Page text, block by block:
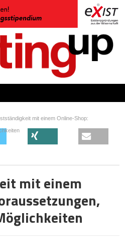
mit einem Online-Shop:
mit einem